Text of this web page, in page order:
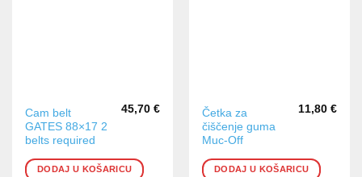
Cam belt
GATES 88×17 2
belts required
45,70 €
DODAJ U KOŠARICU
Četka za
čiščenje guma
Muc-Off
11,80 €
DODAJ U KOŠARICU